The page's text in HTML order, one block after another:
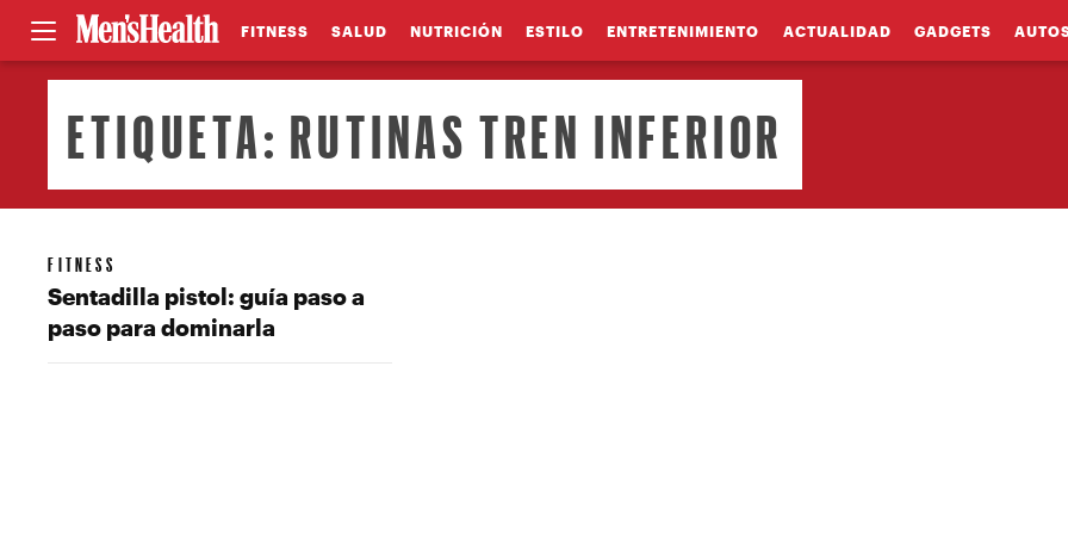
FITNESS SALUD NUTRICIÓN ESTILO ENTRETENIMIENTO ACTUALIDAD GADGETS
ETIQUETA: RUTINAS TREN INFERIOR
FITNESS
Sentadilla pistol: guía paso a
paso para dominarla